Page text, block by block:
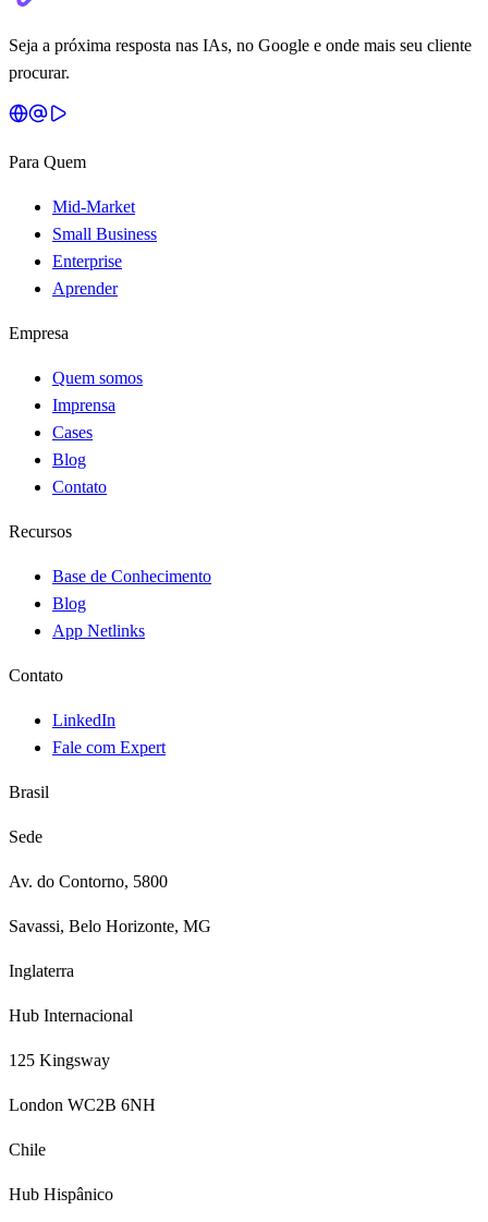
Seja a próxima resposta nas IAs, no Google e onde mais seu cliente
procurar.
Para Quem
Mid-Market
Small Business
Enterprise
Aprender
Empresa
Quem somos
Imprensa
Cases
Blog
Contato
Recursos
Base de Conhecimento
Blog
App Netlinks
Contato
LinkedIn
Fale com Expert
Brasil
Sede
Av. do Contorno, 5800
Savassi, Belo Horizonte, MG
Inglaterra
Hub Internacional
125 Kingsway
London WC2B 6NH
Chile
Hub Hispânico